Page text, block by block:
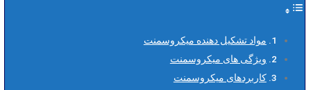
مواد تشکیل دهنده میکروسمنت
ویژگی های میکروسمنت
کاربردهای میکروسمنت